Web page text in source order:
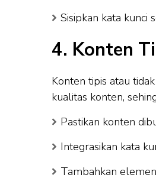
Sisipkan kata kunci
4. Konten
Konten tipis atau
kualitas konten,
Pastikan konten
Integrasikan kata
Tambahkan